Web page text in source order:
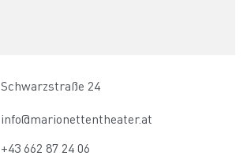
Schwarzstraße 24
info@marionettentheater.at
+43 662 87 24 06